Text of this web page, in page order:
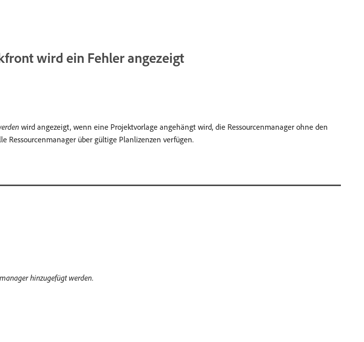
wird ein Fehler angezeigt
wird angezeigt, wenn eine Projektvorlage angehängt wird, die Ressourcenmanager ohne den
Ressourcenmanager über gültige Planlizenzen verfügen.
hinzugefügt werden.